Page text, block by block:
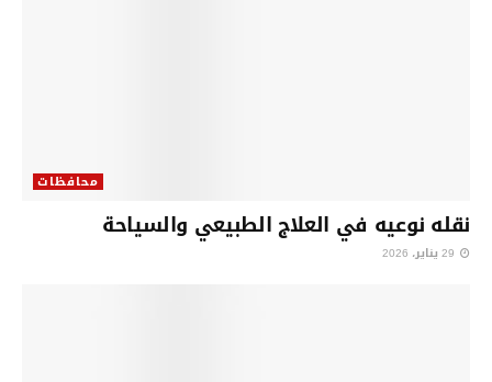
محافظات
نقله نوعيه في العلاج الطبيعي والسياحة